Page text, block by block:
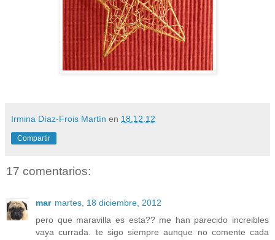
Irmina Díaz-Frois Martín en 18.12.12
Compartir
17 comentarios:
mar martes, 18 diciembre, 2012
pero que maravilla es esta?? me han parecido increibles
vaya currada. te sigo siempre aunque no comente cada